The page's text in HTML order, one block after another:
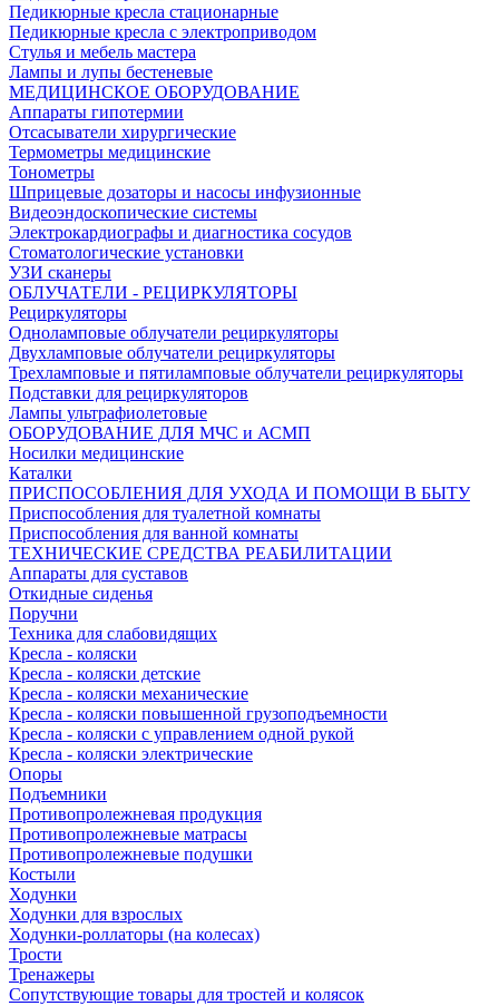
Педикюрные кресла стационарные
Педикюрные кресла с электроприводом
Стулья и мебель мастера
Лампы и лупы бестеневые
МЕДИЦИНСКОЕ ОБОРУДОВАНИЕ
Аппараты гипотермии
Отсасыватели хирургические
Термометры медицинские
Тонометры
Шприцевые дозаторы и насосы инфузионные
Видеоэндоскопические системы
Электрокардиографы и диагностика сосудов
Стоматологические установки
УЗИ сканеры
ОБЛУЧАТЕЛИ - РЕЦИРКУЛЯТОРЫ
Рециркуляторы
Одноламповые облучатели рециркуляторы
Двухламповые облучатели рециркуляторы
Трехламповые и пятиламповые облучатели рециркуляторы
Подставки для рециркуляторов
Лампы ультрафиолетовые
ОБОРУДОВАНИЕ ДЛЯ МЧС и АСМП
Носилки медицинские
Каталки
ПРИСПОСОБЛЕНИЯ ДЛЯ УХОДА И ПОМОЩИ В БЫТУ
Приспособления для туалетной комнаты
Приспособления для ванной комнаты
ТЕХНИЧЕСКИЕ СРЕДСТВА РЕАБИЛИТАЦИИ
Аппараты для суставов
Откидные сиденья
Поручни
Техника для слабовидящих
Кресла - коляски
Кресла - коляски детские
Кресла - коляски механические
Кресла - коляски повышенной грузоподъемности
Кресла - коляски с управлением одной рукой
Кресла - коляски электрические
Опоры
Подъемники
Противопролежневая продукция
Противопролежневые матрасы
Противопролежневые подушки
Костыли
Ходунки
Ходунки для взрослых
Ходунки-роллаторы (на колесах)
Трости
Тренажеры
Сопутствующие товары для тростей и колясок